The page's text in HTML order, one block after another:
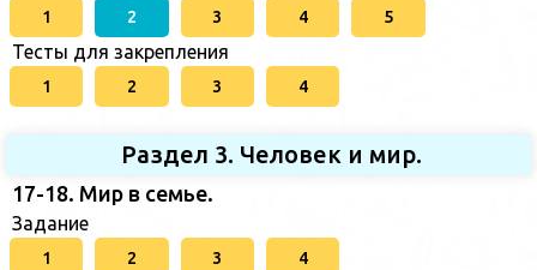
1 2 3 4 5
Тесты для закрепления
1 2 3 4
Раздел 3. Человек и мир.
17-18. Мир в семье.
Задание
1 2 3 4